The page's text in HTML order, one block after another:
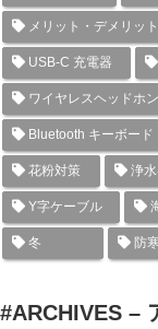
メリット・デメリット
USB-C 充電器
ワイヤレスヘッドホン
Bluetooth キーボード
花粉対策 浄水
Y字ケーブル
冬 防寒
#ARCHIVES –